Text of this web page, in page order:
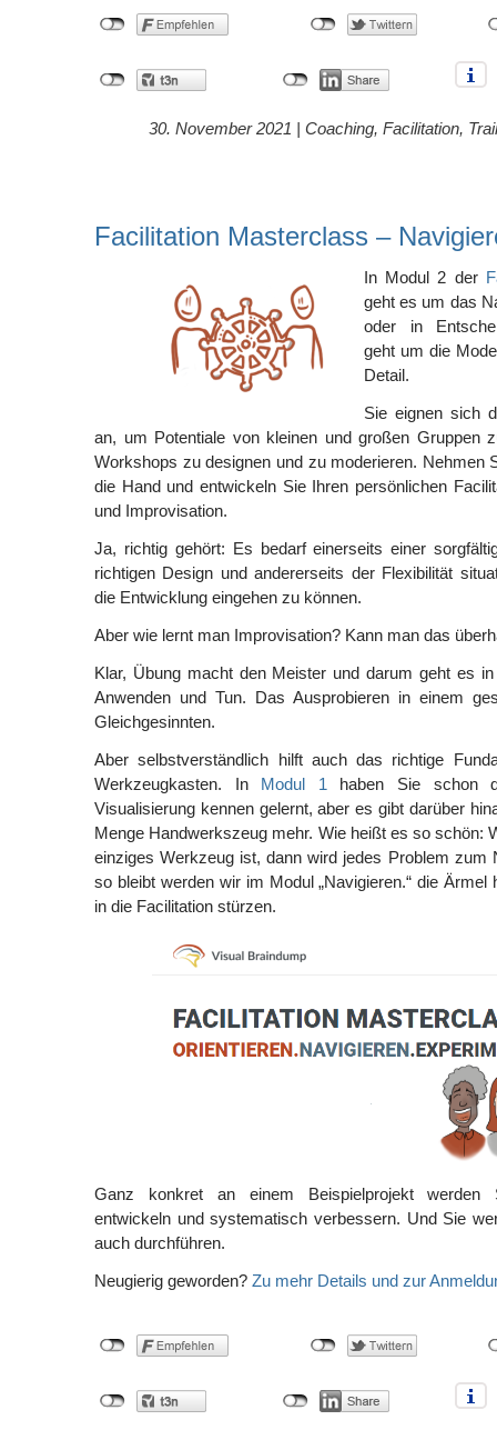
30. November 2021 | Coaching, Facilitation,
Facilitation Masterclass –
In Modul 2 der
geht es um das
oder in
geht um die
Detail.
Sie eignen sich
an, um Potentiale von kleinen und großen Gruppen
Workshops zu designen und zu moderieren. Nehmen
die Hand und entwickeln Sie Ihren persönlichen
und Improvisation.
Ja, richtig gehört: Es bedarf einerseits einer
richtigen Design und andererseits der Flexibilität
die Entwicklung eingehen zu können.
Aber wie lernt man Improvisation? Kann man das
Klar, Übung macht den Meister und darum geht es
Anwenden und Tun. Das Ausprobieren in einem
Gleichgesinnten.
Aber selbstverständlich hilft auch das richtige
Werkzeugkasten. In Modul 1 haben Sie schon
Visualisierung kennen gelernt, aber es gibt darüber
Menge Handwerkszeug mehr. Wie heißt es so schön:
einziges Werkzeug ist, dann wird jedes Problem zum
so bleibt werden wir im Modul „Navigieren.“ die Ärmel
in die Facilitation stürzen.
Ganz konkret an einem Beispielprojekt werden
entwickeln und systematisch verbessern. Und Sie
auch durchführen.
Neugierig geworden? Zu mehr Details und zur